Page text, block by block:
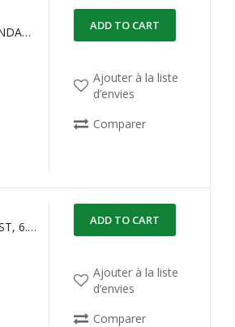
AV0630C900 BOUTON POUSSOIR ANTI-VANDALISME 2A 48VDC APEM ADD TO CART
Ajouter à la liste
d’envies
Comparer
B3F-3122 BOUTON POUSSOIR OMRON SPST, 6.25 x 7.3mm ADD TO CART
Ajouter à la liste
d’envies
Comparer